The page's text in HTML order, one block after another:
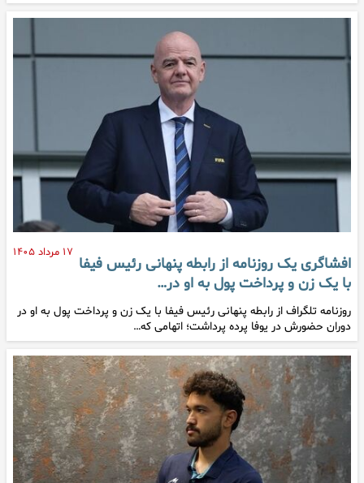
۱۷ مرداد ۱۴۰۵
افشاگری یک روزنامه از رابطه پنهانی رئیس فیفا
با یک زن و پرداخت پول به او در…
روزنامه تلگراف از رابطه پنهانی رئیس فیفا با یک زن و پرداخت پول به او در
دوران حضورش در یوفا پرده پرداشت؛ اتهامی که…